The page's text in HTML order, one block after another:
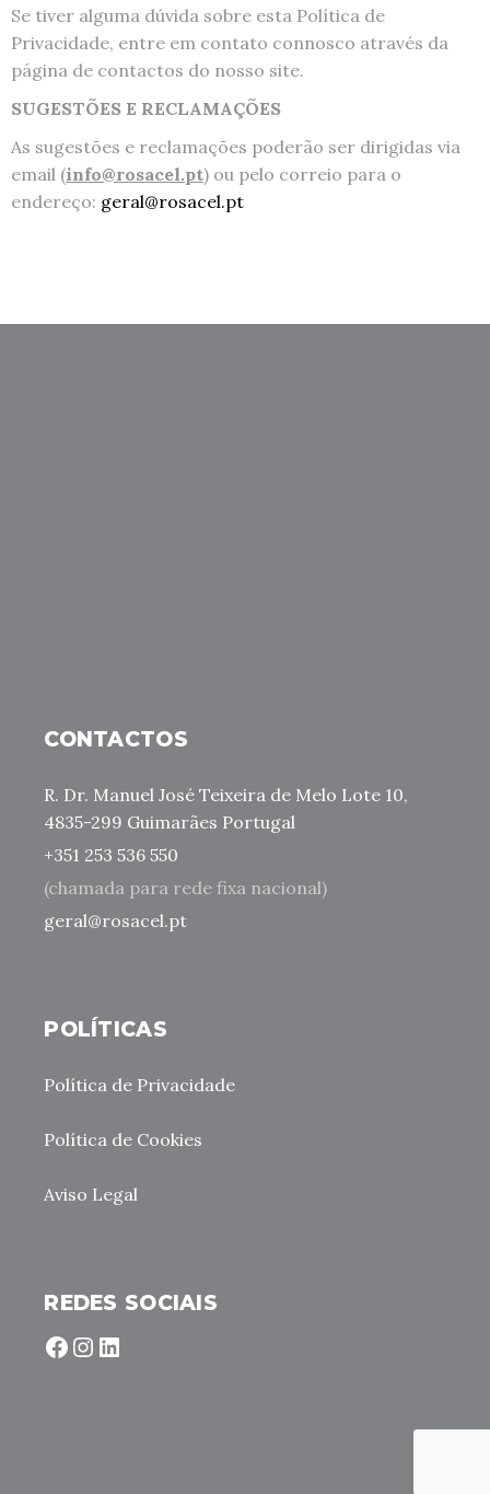
Se tiver alguma dúvida sobre esta Política de
Privacidade, entre em contato connosco através da
página de contactos do nosso site.
SUGESTÕES E RECLAMAÇÕES
As sugestões e reclamações poderão ser dirigidas via
email (info@rosacel.pt) ou pelo correio para o
endereço: geral@rosacel.pt
CONTACTOS
R. Dr. Manuel José Teixeira de Melo Lote 10,
4835-299 Guimarães Portugal
+351 253 536 550
(chamada para rede fixa nacional)
geral@rosacel.pt
POLÍTICAS
Política de Privacidade
Política de Cookies
Aviso Legal
REDES SOCIAIS